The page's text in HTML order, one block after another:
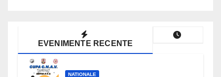
EVENIMENTE RECENTE
NATIONALE